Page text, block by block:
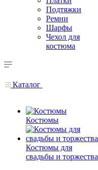
Подтяжки
Ремни
Шарфы
Чехол для
костюма
Каталог
Костюмы
Костюмы для
свадьбы и торжества